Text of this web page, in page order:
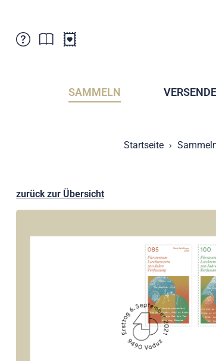
Verkaufsstellen
Postcrossing
Abonnemente
SAMMELN
Startseite
zurück zur Übersicht